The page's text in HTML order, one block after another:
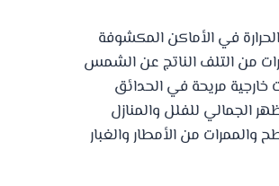
في الأماكن المكشوفة
من التلف الناتج عن الشمس
خارجية مريحة في الحدائق
الجمالي للفلل والمنازل
والممرات من الأمطار والغبار